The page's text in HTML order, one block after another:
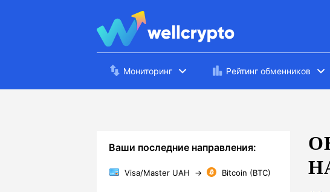
Мониторинг Рейтинг обменников
Ваши последние направления:
Visa/Master UAH → Bitcoin (BTC)